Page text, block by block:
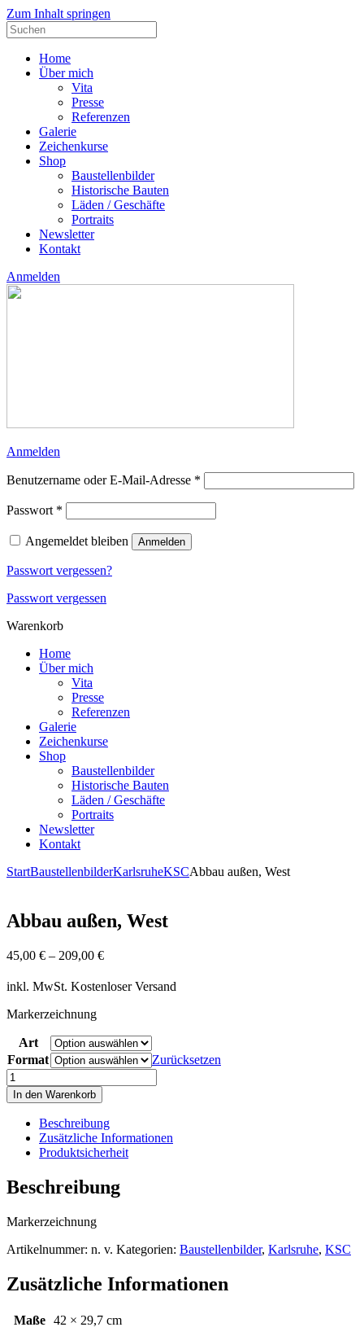
Zum Inhalt springen
Suche
nach:
Home
Über mich
Vita
Presse
Referenzen
Galerie
Zeichenkurse
Shop
Baustellenbilder
Historische Bauten
Läden / Geschäfte
Portraits
Newsletter
Kontakt
Anmelden
Anmelden
Benutzername oder E-Mail-Adresse *
Passwort *
Angemeldet bleiben Anmelden
Passwort vergessen?
Passwort vergessen
Warenkorb
Home
Über mich
Vita
Presse
Referenzen
Galerie
Zeichenkurse
Shop
Baustellenbilder
Historische Bauten
Läden / Geschäfte
Portraits
Newsletter
Kontakt
StartBaustellenbilderKarlsruheKSCAbbau außen, West
Abbau außen, West
45,00 € – 209,00 €
inkl. MwSt. Kostenloser Versand
Markerzeichnung
Art
Format
Zurücksetzen
Abbau
außen,
West
Menge
In den Warenkorb
Beschreibung
Zusätzliche Informationen
Produktsicherheit
Beschreibung
Markerzeichnung
Artikelnummer: n. v. Kategorien: Baustellenbilder, Karlsruhe, KSC
Zusätzliche Informationen
Maße 42 × 29,7 cm